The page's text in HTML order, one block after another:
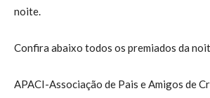
noite.
Confira abaixo todos os premiados da
APACI-Associação de Pais e Amigos de